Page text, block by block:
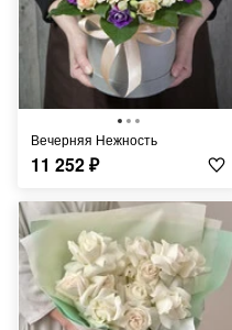
Вечерняя Нежность
11 252₽